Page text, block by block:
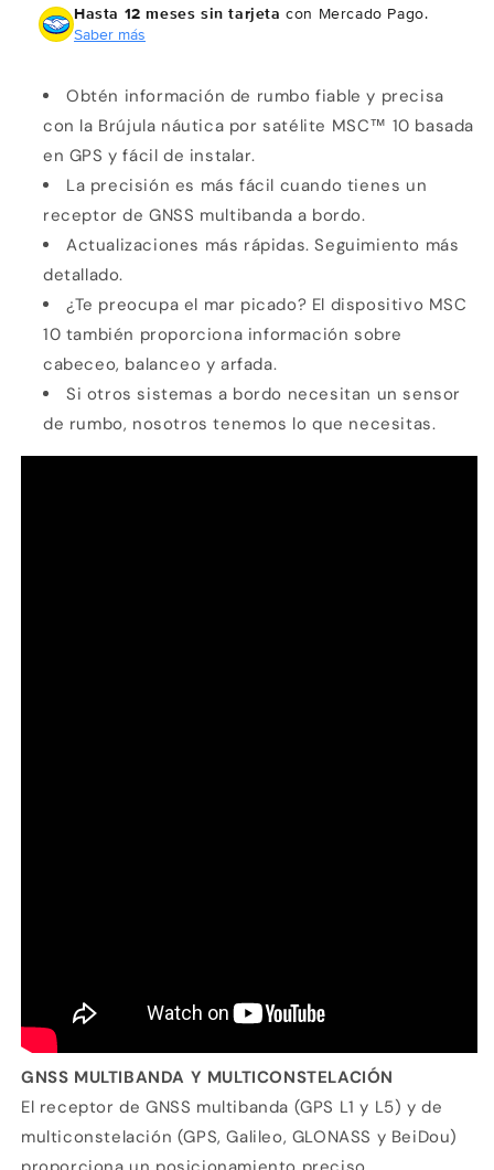
10
10
Hasta 12 meses sin tarjeta con Mercado Pago.
Saber más
Obtén información de rumbo fiable y precisa
con la Brújula náutica por satélite MSC™ 10 basada
en GPS y fácil de instalar.
La precisión es más fácil cuando tienes un
receptor de GNSS multibanda a bordo.
Actualizaciones más rápidas. Seguimiento más
detallado.
¿Te preocupa el mar picado? El dispositivo MSC
10 también proporciona información sobre
cabeceo, balanceo y arfada.
Si otros sistemas a bordo necesitan un sensor
de rumbo, nosotros tenemos lo que necesitas.
GNSS MULTIBANDA Y MULTICONSTELACIÓN
El receptor de GNSS multibanda (GPS L1 y L5) y de
multiconstelación (GPS, Galileo, GLONASS y BeiDou)